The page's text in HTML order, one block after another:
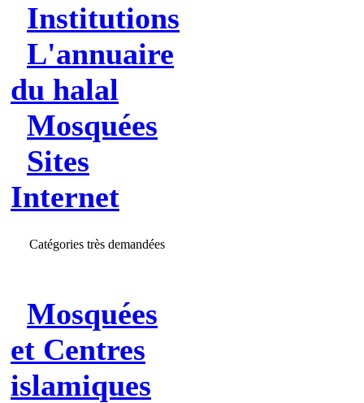
Institutions
L'annuaire
du halal
Mosquées
Sites
Internet
Catégories très demandées
Mosquées
et Centres
islamiques